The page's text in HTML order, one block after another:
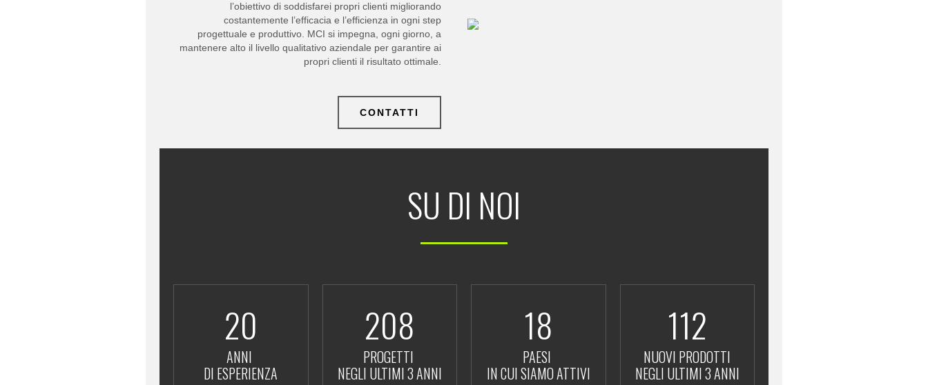
l’obiettivo di soddisfarei propri clienti migliorando
costantemente l’efficacia e l’efficienza in ogni step
progettuale e produttivo. MCI si impegna, ogni giorno, a
mantenere alto il livello qualitativo aziendale per garantire ai
propri clienti il risultato ottimale.
CONTATTI
SU DI NOI
20
ANNI
DI ESPERIENZA
208
PROGETTI
NEGLI ULTIMI 3 ANNI
18
PAESI
IN CUI SIAMO ATTIVI
112
NUOVI PRODOTTI
NEGLI ULTIMI 3 ANNI